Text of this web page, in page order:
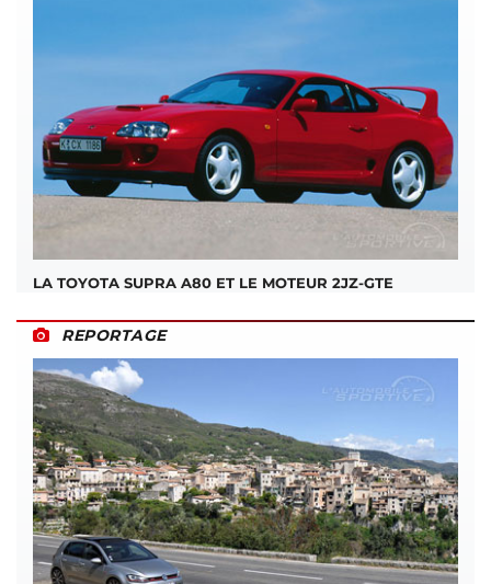
LA TOYOTA SUPRA A80 ET LE MOTEUR 2JZ-GTE
REPORTAGE